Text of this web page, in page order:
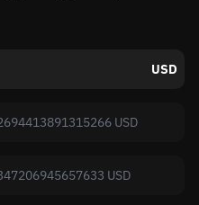
USD
USD
USD